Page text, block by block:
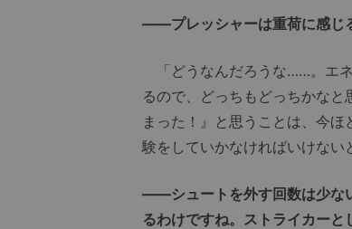
――プレッシャーは重荷に感じ
「どうなんだろうな……。エ
るので、どっちもどっちかな
まった！』と思うことは、今
験をしていかなければいけない
――シュートを外す回数は少な
るわけですね。ストライカー